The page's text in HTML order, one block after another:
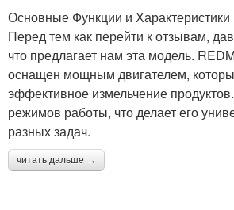
Основные Функции и Характеристики
Перед тем как перейти к отзывам,
что предлагает нам эта модель.
оснащен мощным двигателем,
эффективное измельчение
режимов работы, что делает его
разных задач.
читать дальше →